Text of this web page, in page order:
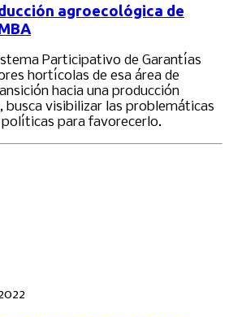
agroecológica de
Participativo de Garantías
hortícolas de esa área de
hacia una producción
busca visibilizar las problemáticas
para favorecerlo.